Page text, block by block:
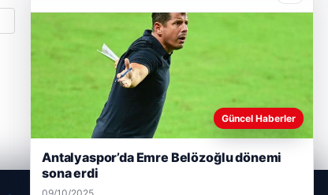
Güncel Haberler
Antalyaspor’da Emre Belözoğlu dönemi
sona erdi